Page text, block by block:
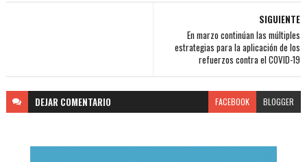
SIGUIENTE
En marzo continúan las múltiples
estrategias para la aplicación de los
refuerzos contra el COVID-19
DEJAR COMENTARIO FACEBOOK BLOGGER